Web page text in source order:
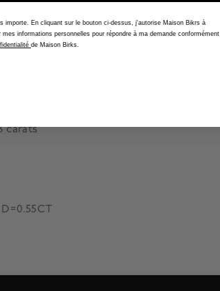
or blanc.
carats
D=0.55CT
importe. En cliquant sur le bouton ci-dessus, j'autorise Maison Bikrs à
informations personnelles pour répondre à ma demande conformément
de Maison Birks.